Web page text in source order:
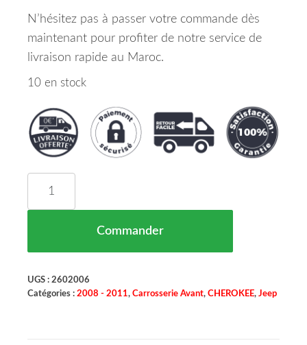
N’hésitez pas à passer votre commande dès
maintenant pour profiter de notre service de
livraison rapide au Maroc.
10 en stock
Commander
UGS : 2602006
Catégories : 2008 - 2011, Carrosserie Avant, CHEROKEE, Jeep